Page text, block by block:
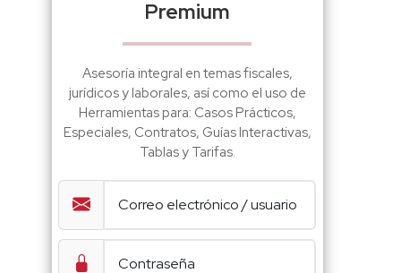
Premium
Asesoría integral en temas fiscales,
jurídicos y laborales, así como el uso de
Herramientas para: Casos Prácticos,
Especiales, Contratos, Guías Interactivas,
Tablas y Tarifas.